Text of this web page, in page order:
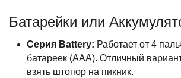
Батарейки или
Серия Battery: Работает от 4
батареек (AAA). Отличный
взять штопор на пикник.